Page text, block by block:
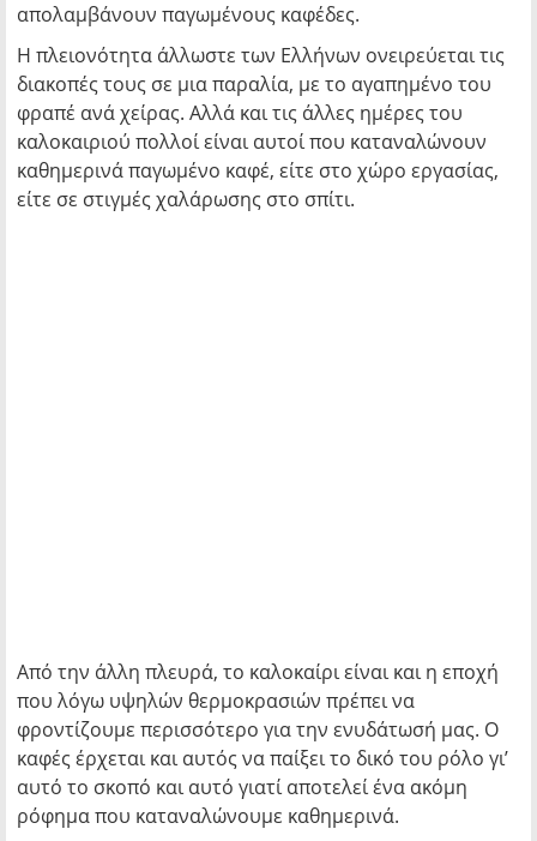
απολαμβάνουν παγωμένους καφέδες.
Η πλειονότητα άλλωστε των Ελλήνων ονειρεύεται τις
διακοπές τους σε μια παραλία, με το αγαπημένο του
φραπέ ανά χείρας. Αλλά και τις άλλες ημέρες του
καλοκαιριού πολλοί είναι αυτοί που καταναλώνουν
καθημερινά παγωμένο καφέ, είτε στο χώρο εργασίας,
είτε σε στιγμές χαλάρωσης στο σπίτι.
Από την άλλη πλευρά, το καλοκαίρι είναι και η εποχή
που λόγω υψηλών θερμοκρασιών πρέπει να
φροντίζουμε περισσότερο για την ενυδάτωσή μας. Ο
καφές έρχεται και αυτός να παίξει το δικό του ρόλο γι’
αυτό το σκοπό και αυτό γιατί αποτελεί ένα ακόμη
ρόφημα που καταναλώνουμε καθημερινά.